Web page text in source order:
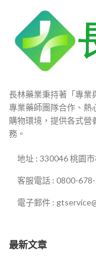
長林藥業秉持著「專業
專業藥師團隊合作、熱
購物環境，提供各式營
務。
地址 : 330046 桃園
客服電話 : 0800-
電子郵件 :
最新文章